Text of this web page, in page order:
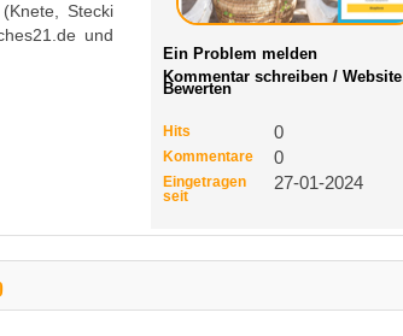
Stecki
und
Ein Problem melden
Kommentar schreiben / Website
Bewerten
Hits 0
Kommentare 0
Eingetragen
seit
27-01-2024